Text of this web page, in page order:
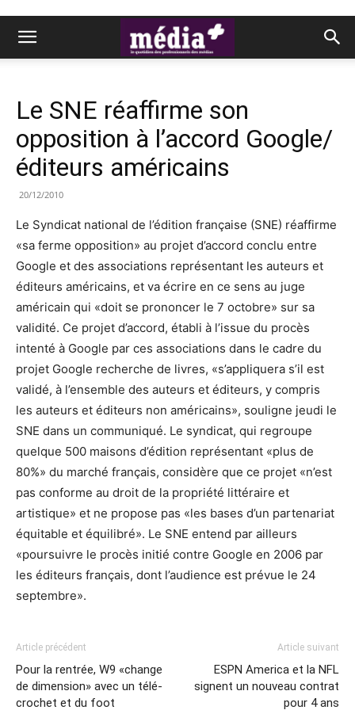
Le SNE réaffirme son
opposition à l’accord Google/
éditeurs américains
20/12/2010
Le Syndicat national de l’édition française (SNE) réaffirme
«sa ferme opposition» au projet d’accord conclu entre
Google et des associations représentant les auteurs et
éditeurs américains, et va écrire en ce sens au juge
américain qui «doit se prononcer le 7 octobre» sur sa
validité. Ce projet d’accord, établi à l’issue du procès
intenté à Google par ces associations dans le cadre du
projet Google recherche de livres, «s’appliquera s’il est
validé, à l’ensemble des auteurs et éditeurs, y compris
les auteurs et éditeurs non américains», souligne jeudi le
SNE dans un communiqué. Le syndicat, qui regroupe
quelque 500 maisons d’édition représentant «plus de
80%» du marché français, considère que ce projet «n’est
pas conforme au droit de la propriété littéraire et
artistique» et ne propose pas «les bases d’un partenariat
équitable et équilibré». Le SNE entend par ailleurs
«poursuivre le procès initié contre Google en 2006 par
les éditeurs français, dont l’audience est prévue le 24
septembre».
Article précédent
Pour la rentrée, W9 «change
de dimension» avec un télé-
crochet et du foot
Article suivant
ESPN America et la NFL
signent un nouveau contrat
pour 4 ans